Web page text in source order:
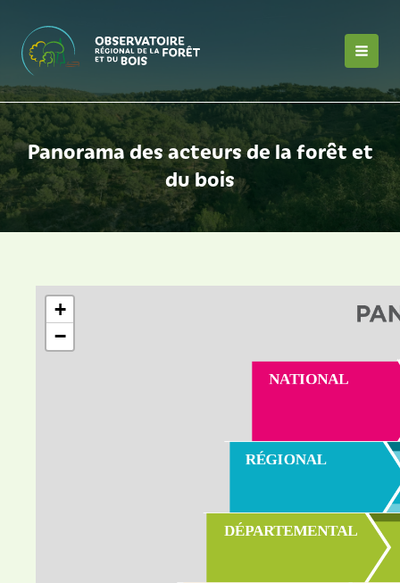
contenu
Panorama des acteurs de la forêt et
du bois
NATIONAL
RÉGIONAL
DÉPARTEMENTAL
+
−